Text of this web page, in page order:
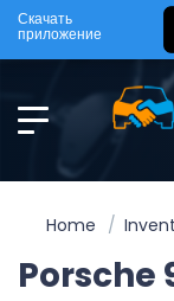
Скачать
приложение
Home
Porsche